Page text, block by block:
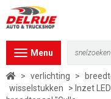
Toggle
Menu
> verlichting >
wisselstukken
> Inzet